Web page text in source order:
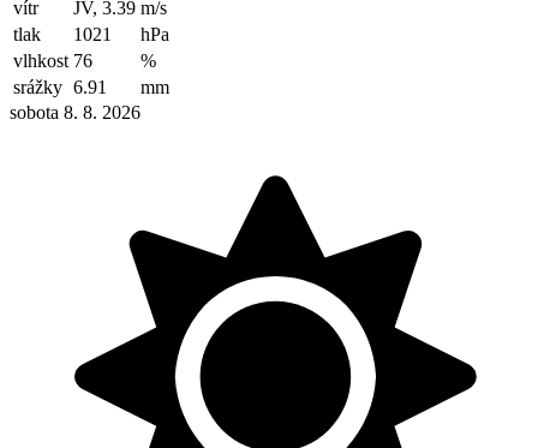
vítr JV, 3.39 m/s
tlak
1021
hPa
vlhkost 76
%
srážky 6.91
mm
sobota 8. 8. 2026